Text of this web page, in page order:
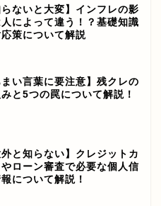
らないと大変】インフレの影
によって違う！？基礎知識
応策について解説
まい言葉に要注意】残クレの
と5つの罠について解説！
外と知らない】クレジットカ
やローン審査で必要な個人信
について解説！